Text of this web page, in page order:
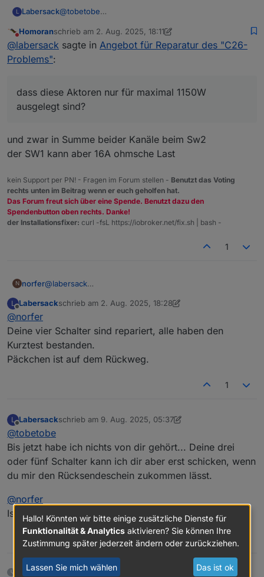
L Labersack@tobetobe
wieder.
An einem der HM-LC-Sw1-FM ist Sicherung &
Sicherungswiderstand in Ordnung, der hat andere
Zwei haben danach wieder funktioniert, bei einem
brannte er sofort wieder durch, also hat auch der
andere Probleme.
Sicherungen/Sicherungswiderstände ist schon
seltsam.... was hattest du da dranhängen?
Dir ist bekannt, dass diese Aktoren nur für maximal
Kann dir also 3 reparierte Schalter zurückschicken.
Nicht stören
Homoranschrieb am 2. Aug. 2025, 18:11
zuletzt editiert von Homoran 8. Feb. 2025, 20:13
@labersack sagte in Angebot für Reparatur des "C26-
Problems":
dass diese Aktoren nur für maximal 1150W
ausgelegt sind?
und zwar in Summe beider Kanäle beim Sw2
der SW1 kann aber 16A ohmsche Last
kein Support per PN! - Fragen im Forum stellen - Benutzt das Voting
rechts unten im Beitrag wenn er euch geholfen hat.
Das Forum freut sich über eine Spende. Benutzt dazu den
Spendenbutton oben rechts. Danke!
der Installationsfixer: curl -fsL https://iobroker.net/fix.sh | bash -
1
N norfer@labersack
das Päckchen schicken?
L
Offline
Labersackschrieb am 2. Aug. 2025, 18:28
zuletzt editiert von Labersack8. Apr. 2025, 10:33
@norfer
Deine vier Schalter sind repariert, alle haben den
Kurztest bestanden.
Päckchen ist auf dem Rückweg.
1
L
Offline
Labersackschrieb am 9. Aug. 2025, 05:37
zuletzt editiert von Labersack8. Sept. 2025, 07:37
@tobetobe
Bis jetzt habe ich nichts von dir gehört... Deine drei
oder fünf Schalter kann ich dir aber erst schicken, wenn
du mir den Rücksendeschein zukommen lässt.
@norfer
Ist das Päckchen bei dir angekommen?
0
18 Tagen später
Hallo! Könnten wir bitte einige zusätzliche Dienste für
Funktionalität & Analytics aktivieren? Sie können Ihre
Zustimmung später jederzeit ändern oder zurückziehen.
Lassen Sie mich wählen Das ist ok